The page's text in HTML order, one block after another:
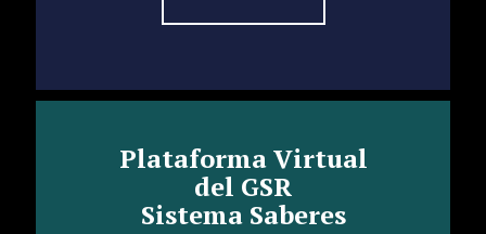
Plataforma Virtual
del GSR
Sistema Saberes